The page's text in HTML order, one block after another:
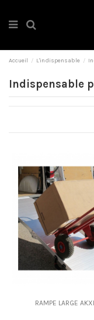
Accueil L'indispensable
Indispensable
RAMPE LARGE